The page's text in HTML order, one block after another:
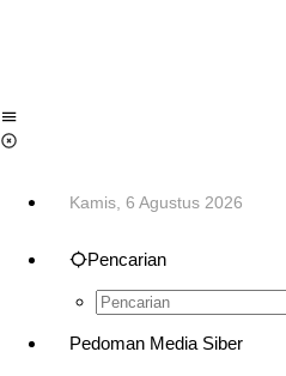
Kamis, 6 Agustus 2026
Pencarian
Pedoman Media Siber